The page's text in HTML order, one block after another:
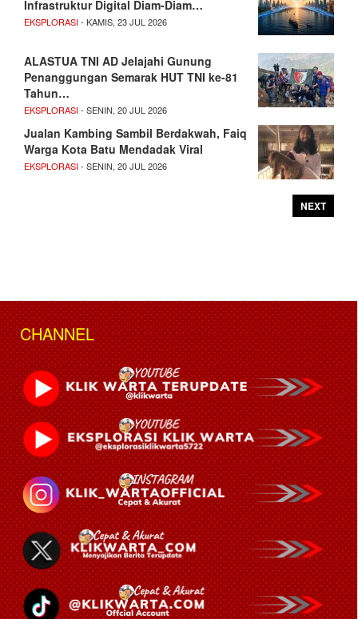
Infrastruktur Digital Diam-Diam…
EKSPLORASI- KAMIS, 23 JUL 2026
ALASTUA TNI AD Jelajahi Gunung
Penanggungan Semarak HUT TNI ke-81
Tahun…
EKSPLORASI- SENIN, 20 JUL 2026
Jualan Kambing Sambil Berdakwah, Faiq
Warga Kota Batu Mendadak Viral
EKSPLORASI- SENIN, 20 JUL 2026
NEXT
CHANNEL